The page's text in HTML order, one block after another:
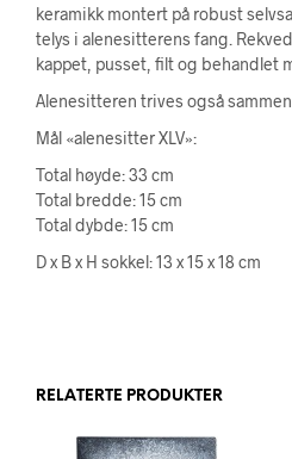
keramikk montert på robust
telys i alenesitterens fang.
kappet, pusset, filt og behandlet
Alenesitteren trives også
Mål «alenesitter XLV»:
Total høyde: 33 cm
Total bredde: 15 cm
Total dybde: 15 cm
D x B x H sokkel: 13 x 15 x 18 cm
RELATERTE PRODUKTER